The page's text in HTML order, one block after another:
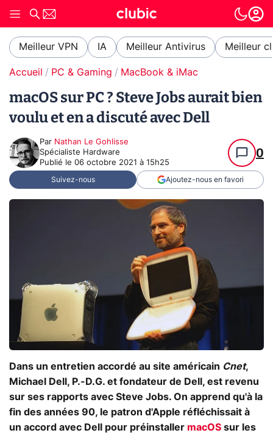
Meilleur VPN IA Meilleur Antivirus Meilleur
Accueil PC & Gaming MacBook & iMac
macOS sur PC ? Steve Jobs aurait bien
voulu et en a discuté avec Dell
Par Nathan Le Gohlisse
Spécialiste Hardware
Publié le 06 octobre 2021 à 15h25
0
Suivez-nous Ajoutez-nous en favori
Dans un entretien accordé au site américain Cnet,
Michael Dell, P.-D.G. et fondateur de Dell, est revenu
sur ses rapports avec Steve Jobs. On apprend qu'à la
fin des années 90, le patron d'Apple réfléchissait à
un accord avec Dell pour préinstaller macOS sur les